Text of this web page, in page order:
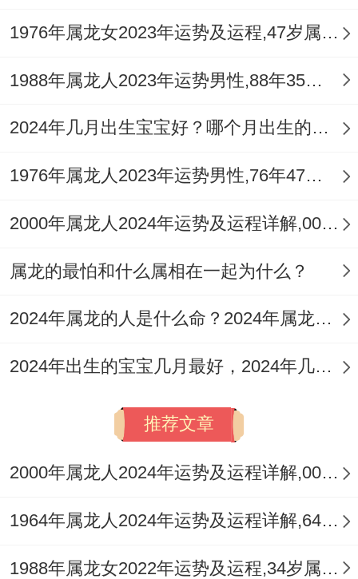
孩子戴一个祥安阁登榜扬名吊坠，令吉星发
挥力量，寓意2025学业进步、金榜题名...
五、属龙人2025年全年健康
的一年。
因为【病符】星的叨扰~属龙人也许会面临
检查~并注意饮食同作息的规律。
可以适当参加一些运动或健身活动，增强身
体的体魄同元气 - 这样才能有精力与魄力驾
在此祥安阁祝愿属龙人：2025年事业有成、
1976年属龙女2023年运势及运程,47岁属龙人2023全年每月运势女性如何
1988年属龙人2023年运势男性,88年35岁属龙男2023年每月运程怎么样
2024年几月出生宝宝好？哪个月出生的属龙宝宝最好命？
1976年属龙人2023年运势男性,76年47岁属龙男2023年每月运程怎么样
2000年属龙人2024年运势及运程详解,00年出生24岁肖龙人在2024全年每月运势完整版
属龙的最怕和什么属相在一起为什么？
2024年属龙的人是什么命？2024年属龙人命运分析
2024年出生的宝宝几月最好，2024年几月出生的龙宝宝最好命
推荐文章
2000年属龙人2024年运势及运程详解,00年出生24岁肖龙人在2024全年每月运势完整版
1964年属龙人2024年运势及运程详解,64年出生60岁肖龙人在2024全年每月运势完整版
1988年属龙女2022年运势及运程,34岁属龙人2022全年每月运势女性如何